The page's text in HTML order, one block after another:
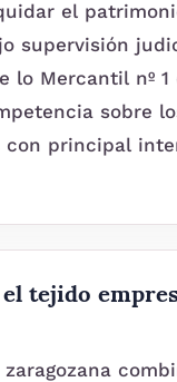
el
supervisión
lo Mercantil nº 1
sobre
con principal
tejido
zaragozana